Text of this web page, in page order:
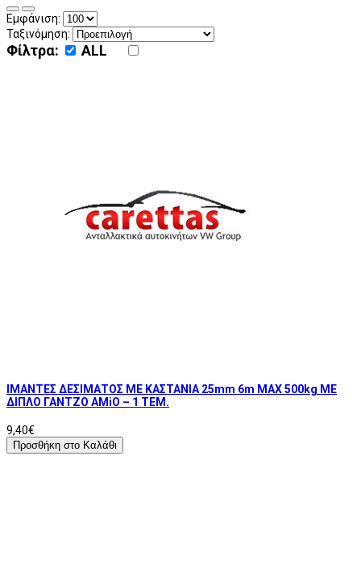
Εμφάνιση:
Ταξινόμηση:
Φίλτρα: ALL
ΙΜΑΝΤΕΣ ΔΕΣΙΜΑΤΟΣ ΜΕ ΚΑΣΤΑΝΙΑ 25mm 6m MAX 500kg ΜΕ
ΔΙΠΛΟ ΓΑΝΤΖΟ AMiO – 1 ΤΕΜ.
9,40€
Προσθήκη στο Καλάθι